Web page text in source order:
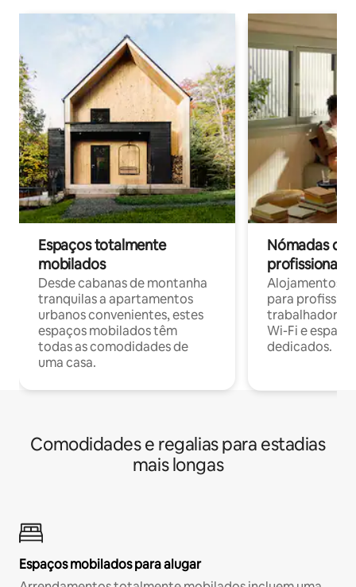
Espaços totalmente
mobilados
Desde cabanas de montanha
tranquilas a apartamentos
urbanos convenientes, estes
espaços mobilados têm
todas as comodidades de
uma casa.
Nómadas
profissionais
Alojamentos
para
trabalhadores
Wi-Fi e
dedicados.
Comodidades e regalias para estadias
mais longas
Espaços mobilados para alugar